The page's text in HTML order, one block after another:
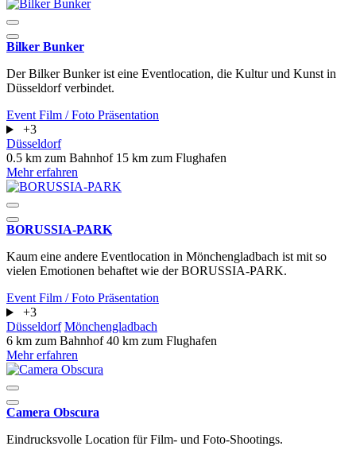
Bilker Bunker
Der Bilker Bunker ist eine Eventlocation, die Kultur und Kunst in
Düsseldorf verbindet.
Event Film / Foto Präsentation
+3
Düsseldorf
0.5 km zum Bahnhof 15 km zum Flughafen
Mehr erfahren
BORUSSIA-PARK
Kaum eine andere Eventlocation in Mönchengladbach ist mit so
vielen Emotionen behaftet wie der BORUSSIA-PARK.
Event Film / Foto Präsentation
+3
Düsseldorf Mönchengladbach
6 km zum Bahnhof40 km zum Flughafen
Mehr erfahren
Camera Obscura
Eindrucksvolle Location für Film- und Foto-Shootings.